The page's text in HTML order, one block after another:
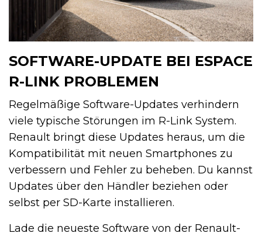
SOFTWARE-UPDATE BEI ESPACE
R-LINK PROBLEMEN
Regelmäßige Software-Updates verhindern
viele typische Störungen im R-Link System.
Renault bringt diese Updates heraus, um die
Kompatibilität mit neuen Smartphones zu
verbessern und Fehler zu beheben. Du kannst
Updates über den Händler beziehen oder
selbst per SD-Karte installieren.
Lade die neueste Software von der Renault-